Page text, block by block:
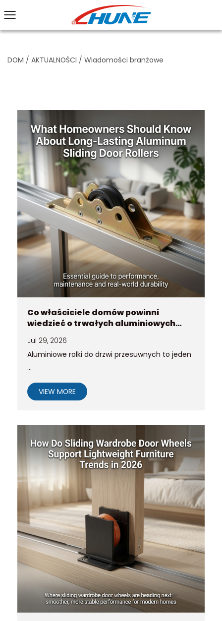
DOM / AKTUALNOŚCI / Wiadomości branżowe
Co właściciele domów powinni
wiedzieć o trwałych aluminiowych
Jul 29, 2026
Aluminiowe rolki do drzwi przesuwnych to jeden
...
VIEW MORE